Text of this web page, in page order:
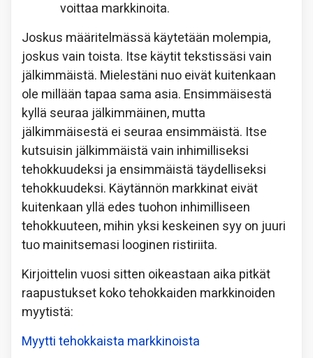
voittaa markkinoita.
Joskus määritelmässä käytetään molempia,
joskus vain toista. Itse käytit tekstissäsi vain
jälkimmäistä. Mielestäni nuo eivät kuitenkaan
ole millään tapaa sama asia. Ensimmäisestä
kyllä seuraa jälkimmäinen, mutta
jälkimmäisestä ei seuraa ensimmäistä. Itse
kutsuisin jälkimmäistä vain inhimilliseksi
tehokkuudeksi ja ensimmäistä täydelliseksi
tehokkuudeksi. Käytännön markkinat eivät
kuitenkaan yllä edes tuohon inhimilliseen
tehokkuuteen, mihin yksi keskeinen syy on juuri
tuo mainitsemasi looginen ristiriita.
Kirjoittelin vuosi sitten oikeastaan aika pitkät
raapustukset koko tehokkaiden markkinoiden
myytistä:
Myytti tehokkaista markkinoista